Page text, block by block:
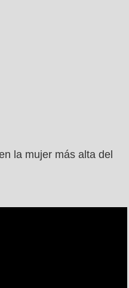
la mujer más alta del